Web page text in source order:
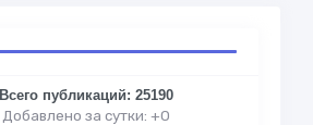
Всего публикаций: 25190
Добавлено за сутки: +0